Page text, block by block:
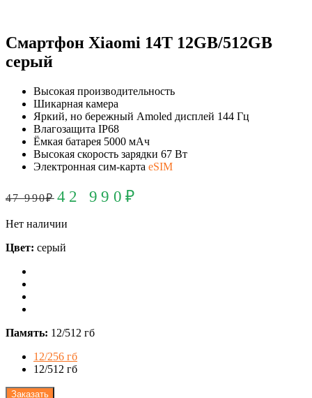
Смартфон Xiaomi 14T 12GB/512GB
серый
Высокая производительность
Шикарная камера
Яркий, но бережный Amoled дисплей 144 Гц
Влагозащита IP68
Ёмкая батарея 5000 мАч
Высокая скорость зарядки 67 Вт
Электронная сим-карта eSIM
47 990₽ 42 990₽
Нет наличии
Цвет: серый
Память: 12/512 гб
12/256 гб
12/512 гб
Заказать